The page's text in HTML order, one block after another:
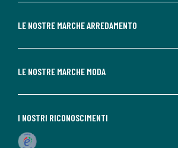
LE NOSTRE MARCHE ARREDAMENTO
LE NOSTRE MARCHE MODA
I NOSTRI RICONOSCIMENTI